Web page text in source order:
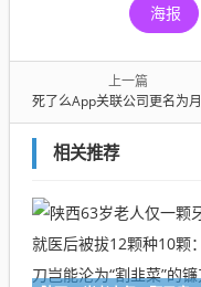
海报
上一篇
死了么App关联公司更名为月境探索
相关推荐